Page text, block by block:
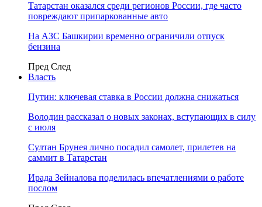
Татарстан оказался среди регионов России, где часто
повреждают припаркованные авто
На АЗС Башкирии временно ограничили отпуск
бензина
Пред След
Власть
Путин: ключевая ставка в России должна снижаться
Володин рассказал о новых законах, вступающих в силу
с июля
Султан Брунея лично посадил самолет, прилетев на
саммит в Татарстан
Ирада Зейналова поделилась впечатлениями о работе
послом